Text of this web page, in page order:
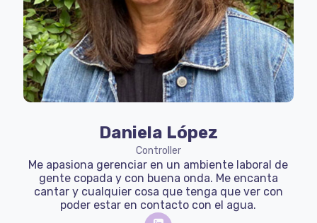
Daniela López
Controller
Me apasiona gerenciar en un ambiente laboral de
gente copada y con buena onda. Me encanta
cantar y cualquier cosa que tenga que ver con
poder estar en contacto con el agua.